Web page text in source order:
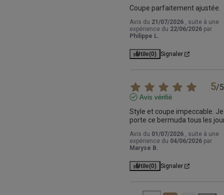
Coupe parfaitement ajustée.
Avis du 21/07/2026 , suite à une
expérience du 22/06/2026 par
Philippe L.
Utile(0) Signaler
5/5
Avis vérifié
Style et coupe impeccable. Je
porte ce bermuda tous les
Avis du 01/07/2026 , suite à une
expérience du 04/06/2026 par
Maryse B.
Utile(0) Signaler